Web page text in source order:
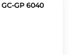
GP 6040